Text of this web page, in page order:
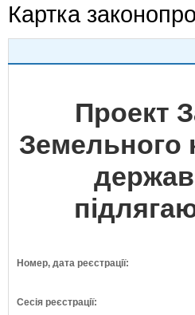
Картка
Проект
Земельного
Номер, дата реєстрації:
Сесія реєстрації: